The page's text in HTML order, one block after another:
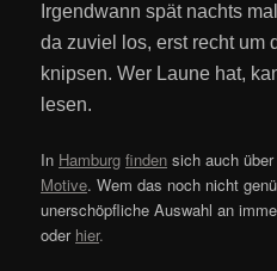
Irgendwann spät nachts
da zuviel los, erst recht um
knipsen. Wer Laune hat,
lesen.
In Hamburg finden sich auch
Motive. Wem das noch nicht
unerschöpfliche Auswahl an
oder hier.